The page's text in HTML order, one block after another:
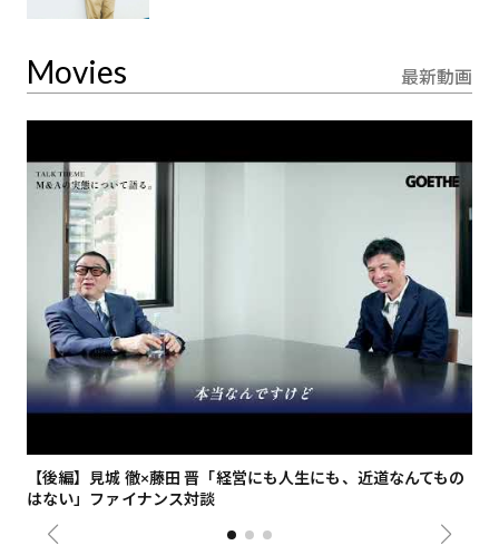
Movies 最新動画
【後編】見城 徹×藤田 晋「経営にも人生にも、近道なんてもの
はない」ファイナンス対談